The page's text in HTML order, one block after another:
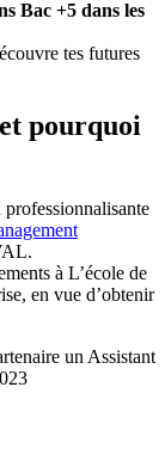
Bac +5 dans les
tes futures
pourquoi
à L’école de
en vue d’obtenir
un Assistant